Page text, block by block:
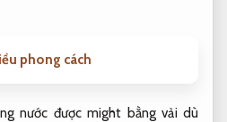
phong cách
nước được might bằng vải dù